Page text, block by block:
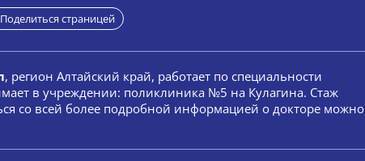
Поделиться страницей
, регион Алтайский край, работает по специальности
в учреждении: поликлиника №5 на Кулагина. Стаж
со всей более подробной информацией о докторе можно